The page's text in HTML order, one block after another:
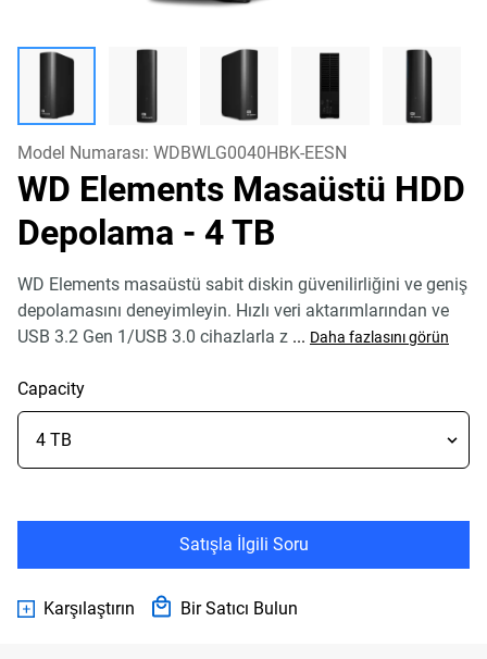
Model Numarası: WDBWLG0040HBK-EESN
WD Elements Masaüstü HDD
Depolama - 4 TB
WD Elements masaüstü sabit diskin güvenilirliğini ve geniş
depolamasını deneyimleyin. Hızlı veri aktarımlarından ve
USB 3.2 Gen 1/USB 3.0 cihazlarla z ... Daha fazlasını görün
Capacity
Satışla İlgili Soru
Karşılaştırın Bir Satıcı Bulun